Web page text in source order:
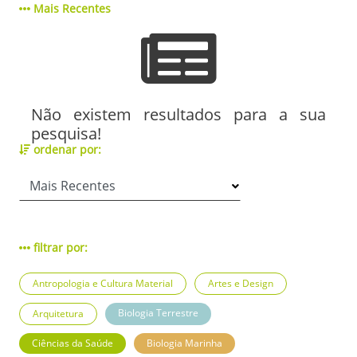
Mais Recentes
Não existem resultados para a sua
pesquisa!
ordenar por:
filtrar por:
Antropologia e Cultura Material Artes e Design
Arquitetura Biologia Terrestre
Ciências da Saúde Biologia Marinha